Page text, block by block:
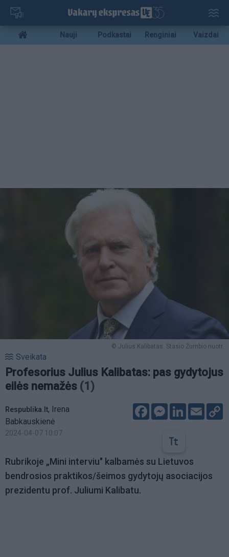
Pereiti
pagrindinį
turinį
Mobile
menu
Nauji Podkastai Renginiai Vaizdai
© Julius Kalibatas. Stasio Žumbio nuotr.
Sveikata
Profesorius Julius Kalibatas: pas gydytojus
eilės nemažės (1)
Respublika.lt, Irena
Babkauskienė
2024-04-07 10:07
FacebookMessenger
LinkedIn
Email
Rubrikoje „Mini interviu" kalbamės su Lietuvos
bendrosios praktikos/šeimos gydytojų asociacijos
prezidentu prof. Juliumi Kalibatu.